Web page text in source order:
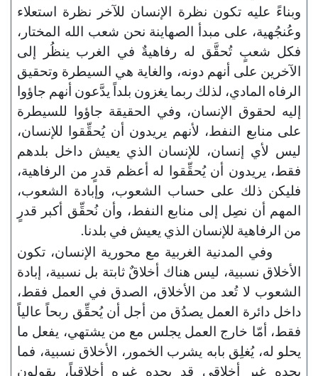
وبناءً عليه تكون نظرة الإنسان للآخر نظرة استعلاء
وعُنجُهية، على مبدأ الصهاينة نحن شعب الله المختار،
فكل شعبٍ تُحقَّق له رفاهيةٌ في الغرب ينظُر إلى
الآخرين على أنهم دونه، والغاية هي السيطرة وتحقيق
الرفاه المادي، لذلك ربما يغزون بلداً يدَّعون أنهم جاؤوا
إليه لحقوق الإنسان، وفي الحقيقة جاؤوا للسيطرة
على منابع النفط، لأنهم يريدون أن يُحقِّقوا للإنسان،
ليس لأي إنسان، للإنسان الذي يعيش داخل بلدهم
فقط، يريدون أن يُحقِّقوا له أعظم قدرٍ من الرفاهية،
فليكن ذلك على حساب الشعوب، وإبادة الشعوب،
المهم أن نصِل إلى منابع النفط، وأن نُحقِّق أكبر قدرٍ
من الرفاهية للإنسان الذي يعيش في بلدنا.
وفي المدنية الغربية مع محورية الإنسان، تكون
الأخلاق نسبية، ليس هناك أخلاقٌ ثابتة بل نسبية، إبادة
الشعوب لا تُعد من الأخلاق، الصدق في العمل فقط،
داخل دائرة العمل يصدُق من أجل أن يُحقِّق ربحاً عالياً
فقط، أمّا خارج العمل يجلس مع من يشتهي، يفعل ما
يحلو له، يُغلِق بابه يشرب الخمور، الأخلاق نسبية، فما
يجده غير أخلاقي قد يجده غيره أخلاقياً، يقولون